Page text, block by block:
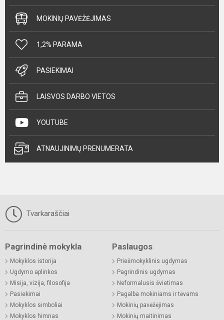
MOKINIŲ PAVĖŽĖJIMAS
1,2% PARAMA
PASIEKIMAI
LAISVOS DARBO VIETOS
YOUTUBE
ATNAUJINIMŲ PRENUMERATA
Tvarkaraščiai
Pagrindinė mokykla
Mokyklos istorija
Ugdymo aplinkos
Misija, vizija, filosofija
Pasiekimai
Mokyklos simboliai
Mokyklos himnas
Paslaugos
Priešmokyklinis ugdymas
Pagrindinis ugdymas
Neformalusis švietimas
Pagalba mokiniams ir tėvams
Mokinių pavėžėjimas
Mokinių maitinimas